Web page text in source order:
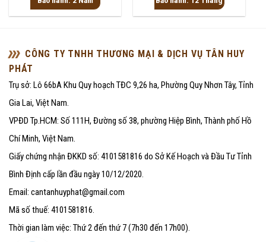
0
5
0
5
CÔNG TY TNHH THƯƠNG MẠI & DỊCH VỤ TÂN HUY
PHÁT
Trụ sở: Lô 66bA Khu Quy hoạch TĐC 9,26 ha, Phường Quy Nhơn Tây, Tỉnh
Gia Lai, Việt Nam.
VPĐD Tp.HCM: Số 111H, Đường số 38, phường Hiệp Bình, Thành phố Hồ
Chí Minh, Việt Nam.
Giấy chứng nhận ĐKKD số: 4101581816 do Sở Kế Hoạch và Đầu Tư Tỉnh
Bình Định cấp lần đầu ngày 10/12/2020.
Email: cantanhuyphat@gmail.com
Mã số thuế: 4101581816.
Thời gian làm việc: Thứ 2 đến thứ 7 (7h30 đến 17h00).